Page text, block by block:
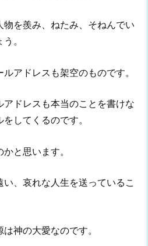
を羨み、ねたみ、そねんでい
。
アドレスも架空のものです。
ドレスも本当のことを書けな
してくるのです。
と思います。
、哀れな人生を送っているこ
神の大愛なのです。